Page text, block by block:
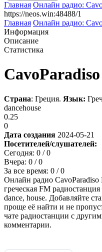
Главная Онлайн радио:
https://neos.win:48488/1
Главная Онлайн радио:
Информация
Описание
Статистика
Страна: Греция. Язык:
dancehouse
0.25
0
Дата создания 2024-05-21
Посетителей/слушателей:
Сегодня: 0 / 0
Вчера: 0 / 0
За все время: 0 / 0
Онлайн радио
греческая FM
dance, house. Добавляйте
проще её найти и не
чате радиостанции с
комментарии.